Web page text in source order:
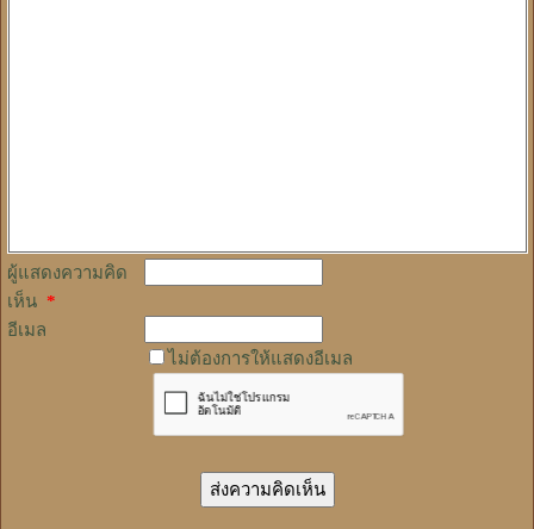
ผู้แสดงความคิด
เห็น *
อีเมล
ไม่ต้องการให้แสดงอีเมล